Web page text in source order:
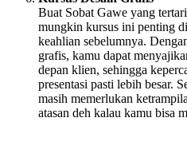
Buat Sobat Gawe yang
mungkin kursus ini penting
keahlian sebelumnya.
grafis, kamu dapat
depan klien, sehingga
presentasi pasti lebih besar.
masih memerlukan
atasan deh kalau kamu bisa